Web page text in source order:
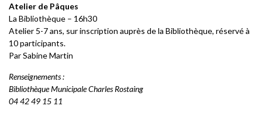
Atelier de Pâques
La Bibliothèque – 16h30
Atelier 5-7 ans, sur inscription auprès de la Bibliothèque, réservé à
10 participants.
Par Sabine Martin
Renseignements :
Bibliothèque Municipale Charles Rostaing
04 42 49 15 11